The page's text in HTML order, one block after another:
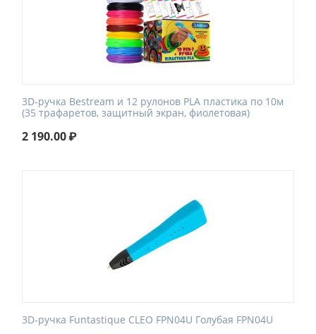
3D-ручка Bestream и 12 рулонов PLA пластика по 10м
(35 трафаретов, защитный экран, фиолетовая)
2 190.00₽
3D-ручка Funtastique CLEO FPN04U Голубая FPN04U